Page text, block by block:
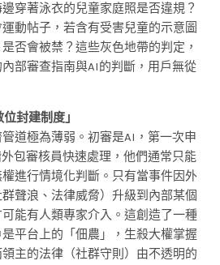
邊穿著泳衣的兒童家庭照是否違規？
動帖子，若含有受害兒童的示意圖
否會被禁？這些灰色地帶的判定，
部審查指南與AI的判斷，用戶無從
封建制度」
道極為薄弱。初審是AI，第一次申
包審核員快速處理，他們通常只能
進行情境化判斷。只有當事件因外
聲浪、法律威脅）升級到內部某個
可能有人類專家介入。這創造了一種
是平台上的「佃農」，生殺大權掌握
主的法律（社群守則）由不透明的